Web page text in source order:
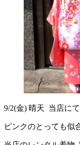
9/2(金) 晴天 当店に
ピンクのとっても似